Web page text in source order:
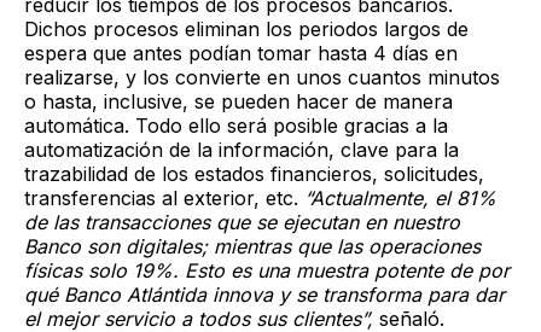
Dichos procesos eliminan los periodos largos de
espera que antes podían tomar hasta 4 días en
realizarse, y los convierte en unos cuantos minutos
o hasta, inclusive, se pueden hacer de manera
automática. Todo ello será posible gracias a la
automatización de la información, clave para la
trazabilidad de los estados financieros, solicitudes,
transferencias al exterior, etc. “Actualmente, el 81%
de las transacciones que se ejecutan en nuestro
Banco son digitales; mientras que las operaciones
físicas solo 19%. Esto es una muestra potente de por
qué Banco Atlántida innova y se transforma para dar
el mejor servicio a todos sus clientes”, señaló.